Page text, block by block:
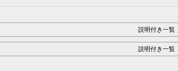
説明付き一覧
説明付き一覧